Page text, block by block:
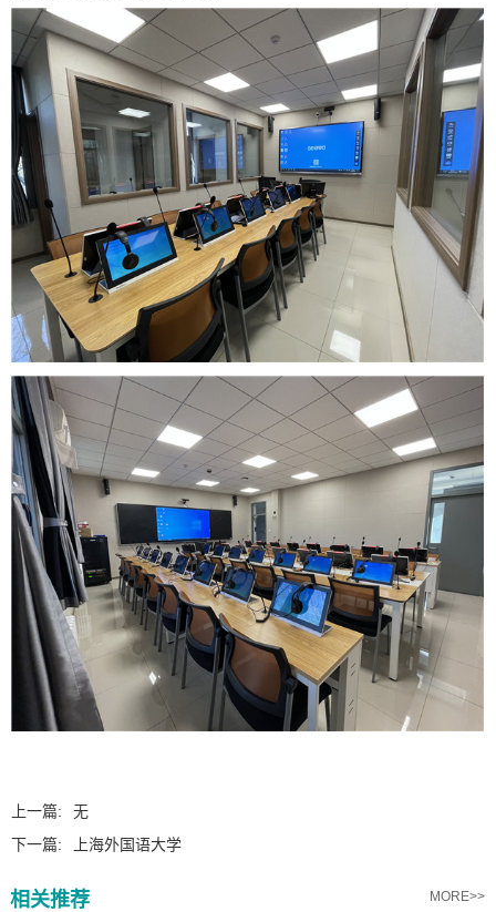
上一篇:
无
下一篇:
上海外国语大学
相关推荐 MORE>>